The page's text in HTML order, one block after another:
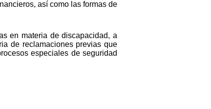
así como las formas de
en materia de discapacidad, a
de reclamaciones previas que
especiales de seguridad